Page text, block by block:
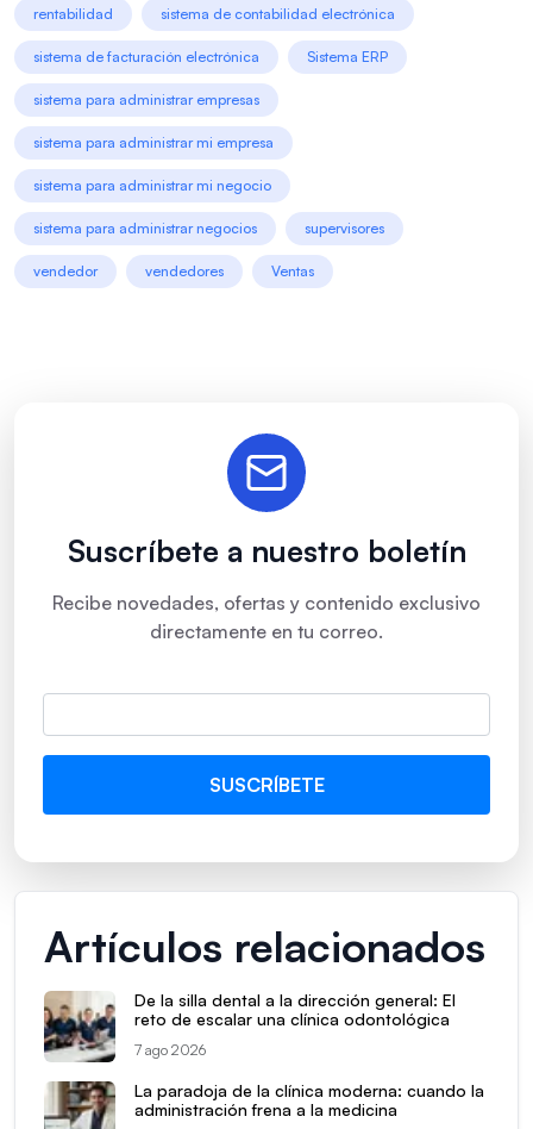
rentabilidad sistema de contabilidad electrónica
sistema de facturación electrónica Sistema ERP
sistema para administrar empresas
sistema para administrar mi empresa
sistema para administrar mi negocio
sistema para administrar negocios supervisores
vendedor vendedores Ventas
Suscríbete a nuestro boletín
Recibe novedades, ofertas y contenido exclusivo
directamente en tu correo.
Artículos relacionados
De la silla dental a la dirección general: El
reto de escalar una clínica odontológica
7 ago 2026
La paradoja de la clínica moderna: cuando la
administración frena a la medicina